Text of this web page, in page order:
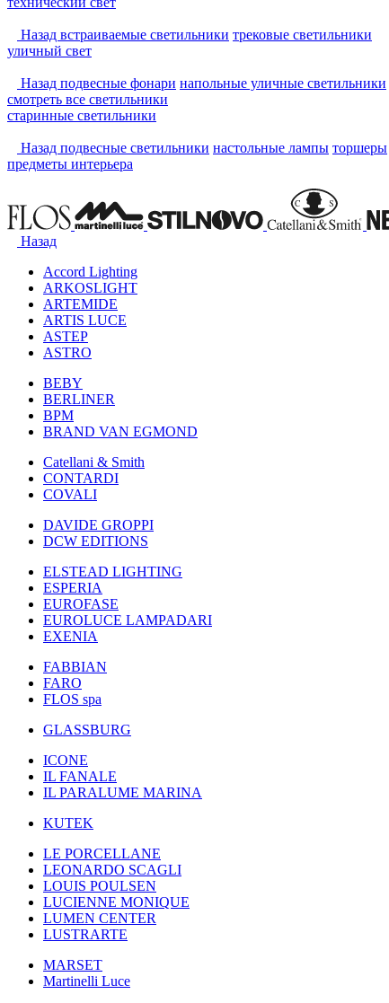
Назад встраиваемые светильники трековые светильники
уличный свет
Назад подвесные фонари напольные уличные светильники
смотреть все светильники
старинные светильники
Назад подвесные светильники настольные лампы торшеры
предметы интерьера
Назад
Accord Lighting
ARKOSLIGHT
ARTEMIDE
ARTIS LUCE
ASTEP
ASTRO
BEBY
BERLINER
BPM
BRAND VAN EGMOND
Catellani & Smith
CONTARDI
COVALI
DAVIDE GROPPI
DCW EDITIONS
ELSTEAD LIGHTING
ESPERIA
EUROFASE
EUROLUCE LAMPADARI
EXENIA
FABBIAN
FARO
FLOS spa
GLASSBURG
ICONE
IL FANALE
IL PARALUME MARINA
KUTEK
LE PORCELLANE
LEONARDO SCAGLI
LOUIS POULSEN
LUCIENNE MONIQUE
LUMEN CENTER
LUSTRARTE
MARSET
Martinelli Luce